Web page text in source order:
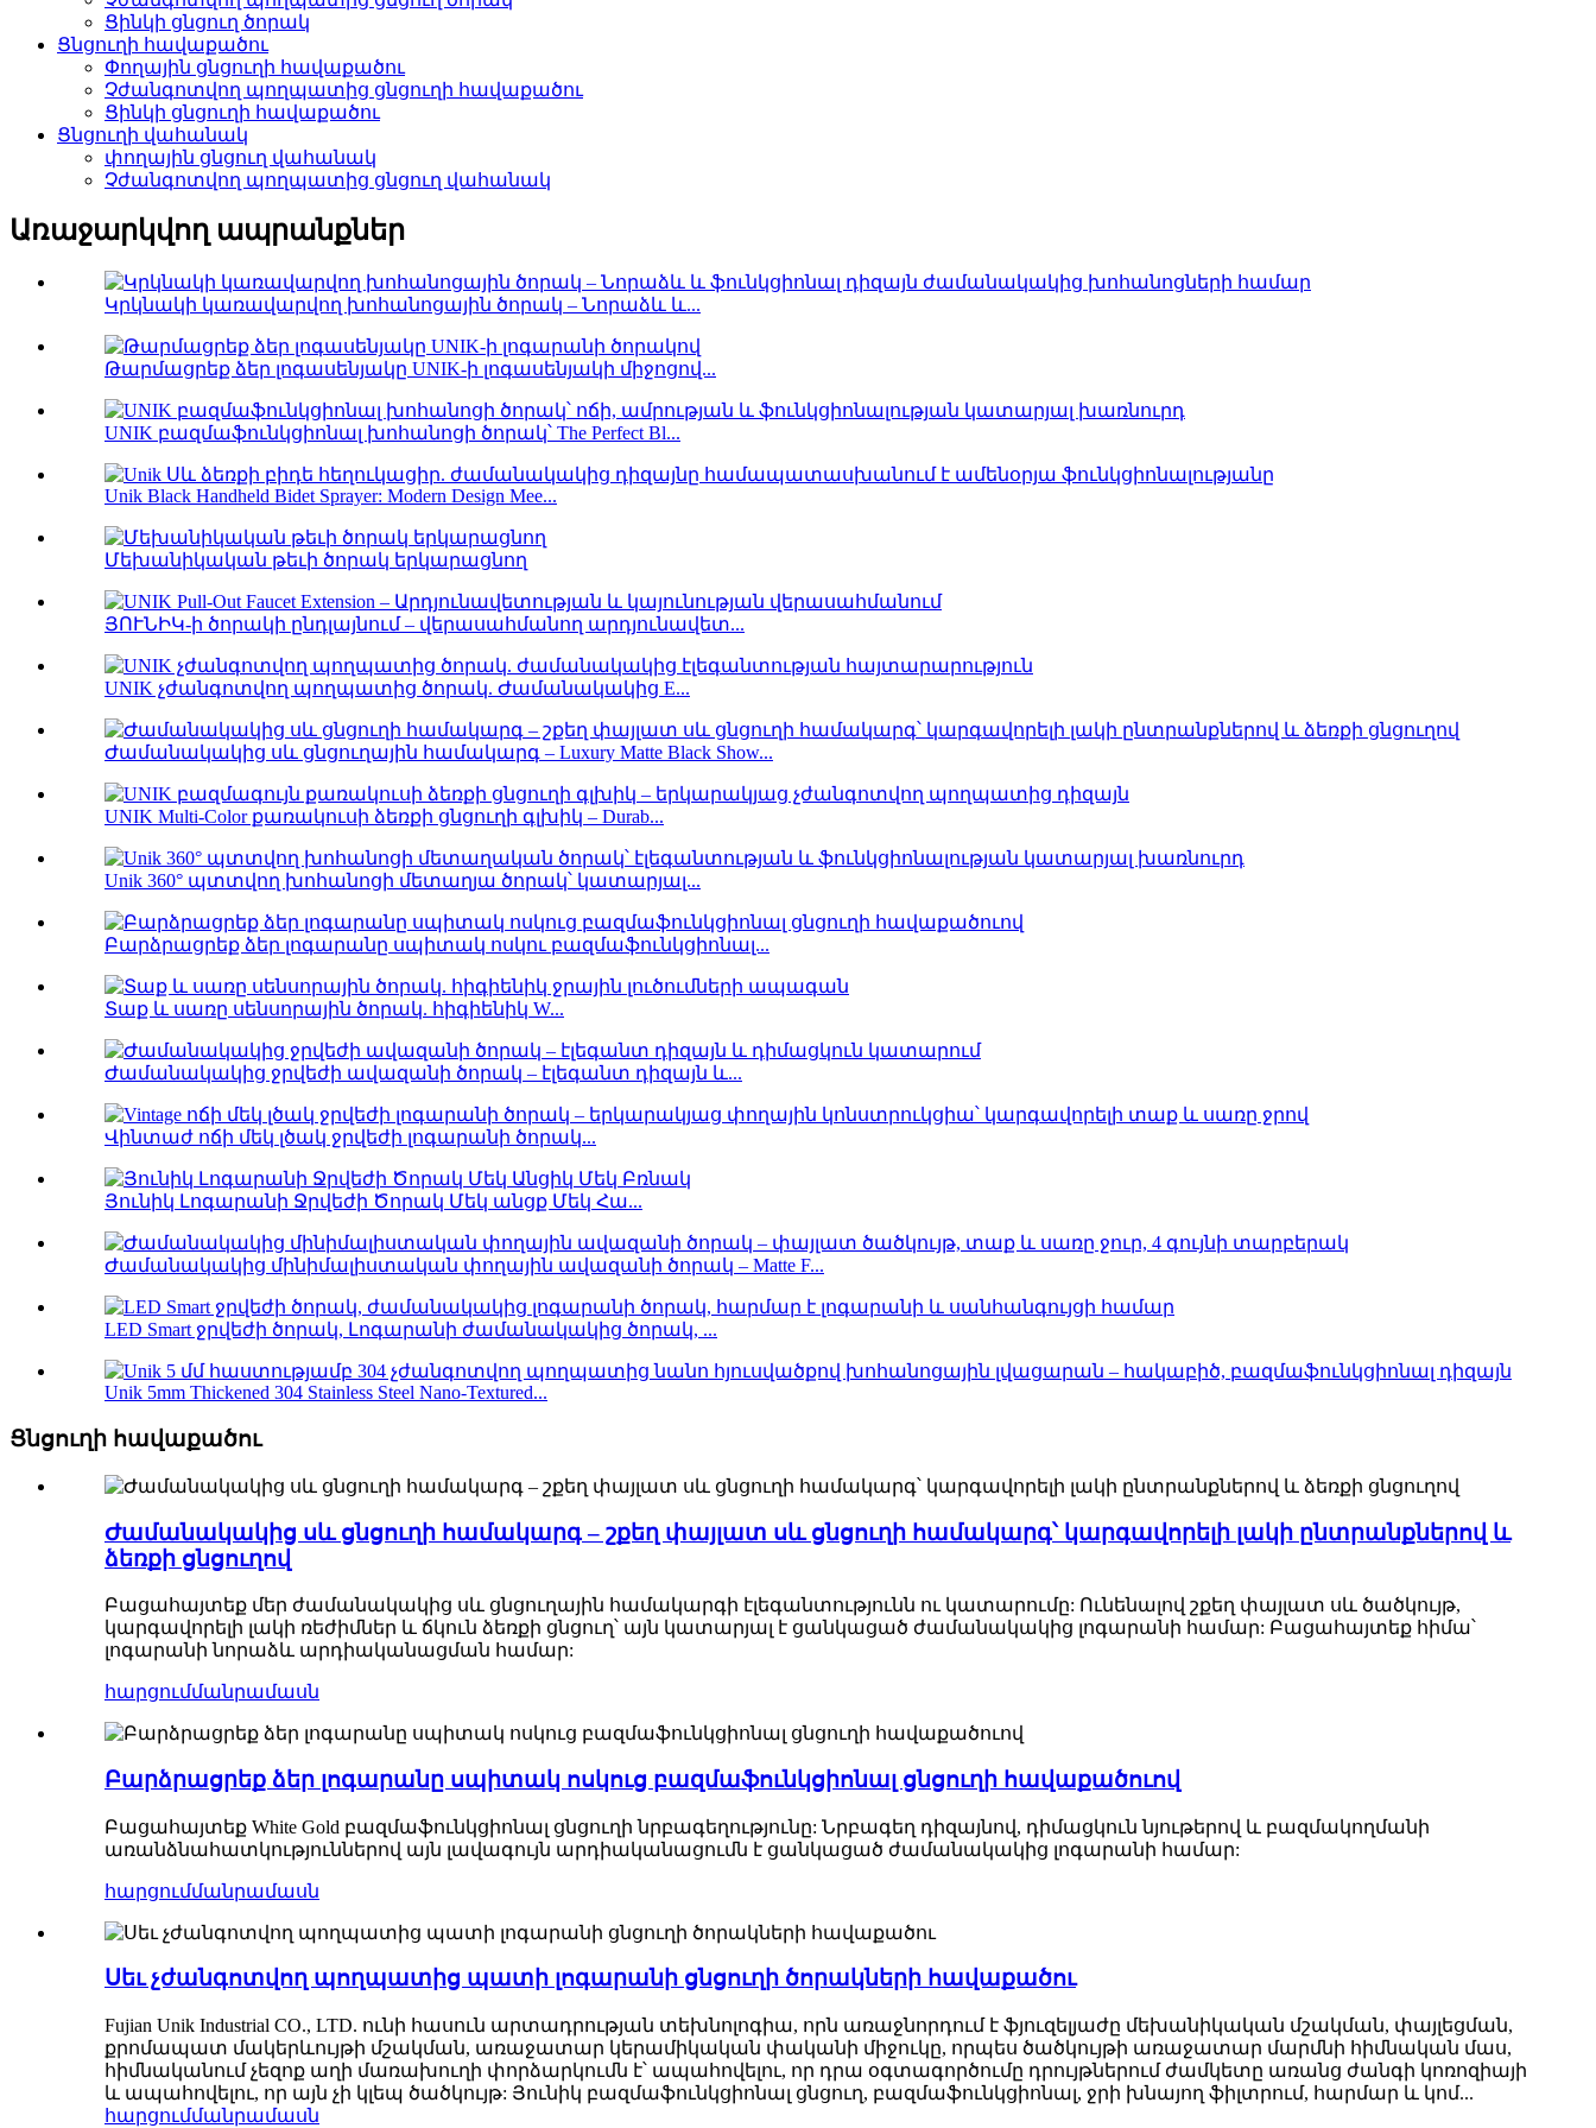
Ցինկի ցնցուղ ծորակ
Ցնցուղի հավաքածու
Փողային ցնցուղի հավաքածու
Չժանգոտվող պողպատից ցնցուղի հավաքածու
Ցինկի ցնցուղի հավաքածու
Ցնցուղի վահանակ
փողային ցնցուղ վահանակ
Չժանգոտվող պողպատից ցնցուղ վահանակ
Առաջարկվող ապրանքներ
Կրկնակի կառավարվող խոհանոցային ծորակ – Նորաձև և...
Թարմացրեք ձեր լոգասենյակը UNIK-ի լոգասենյակի միջոցով...
UNIK բազմաֆունկցիոնալ խոհանոցի ծորակ՝ The Perfect Bl...
Unik Black Handheld Bidet Sprayer: Modern Design Mee...
Մեխանիկական թեւի ծորակ երկարացնող
ՅՈՒՆԻԿ-ի ծորակի ընդլայնում – վերասահմանող արդյունավետ...
UNIK չժանգոտվող պողպատից ծորակ. Ժամանակակից E...
Ժամանակակից սև ցնցուղային համակարգ – Luxury Matte Black Show...
UNIK Multi-Color քառակուսի ձեռքի ցնցուղի գլխիկ – Durab...
Unik 360° պտտվող խոհանոցի մետաղյա ծորակ՝ կատարյալ...
Բարձրացրեք ձեր լոգարանը սպիտակ ոսկու բազմաֆունկցիոնալ...
Տաք և սառը սենսորային ծորակ. հիգիենիկ W...
Ժամանակակից ջրվեժի ավազանի ծորակ – էլեգանտ դիզայն և...
Վինտաժ ոճի մեկ լծակ ջրվեժի լոգարանի ծորակ...
Յունիկ Լոգարանի Ջրվեժի Ծորակ Մեկ անցք Մեկ Հա...
Ժամանակակից մինիմալիստական ​​փողային ավազանի ծորակ – Matte F...
LED Smart ջրվեժի ծորակ, Լոգարանի ժամանակակից ծորակ, ...
Unik 5mm Thickened 304 Stainless Steel Nano-Textured...
Ցնցուղի հավաքածու
Ժամանակակից սև ցնցուղի համակարգ – շքեղ փայլատ սև ցնցուղի համակարգ՝ կարգավորելի լակի ընտրանքներով և
ձեռքի ցնցուղով
Բացահայտեք մեր ժամանակակից սև ցնցուղային համակարգի էլեգանտությունն ու կատարումը: Ունենալով շքեղ փայլատ սև ծածկույթ,
կարգավորելի լակի ռեժիմներ և ճկուն ձեռքի ցնցուղ՝ այն կատարյալ է ցանկացած ժամանակակից լոգարանի համար: Բացահայտեք հիմա՝
լոգարանի նորաձև արդիականացման համար:
հարցումմանրամասն
Բարձրացրեք ձեր լոգարանը սպիտակ ոսկուց բազմաֆունկցիոնալ ցնցուղի հավաքածուով
Բացահայտեք White Gold բազմաֆունկցիոնալ ցնցուղի նրբագեղությունը: Նրբագեղ դիզայնով, դիմացկուն նյութերով և բազմակողմանի
առանձնահատկություններով այն լավագույն արդիականացումն է ցանկացած ժամանակակից լոգարանի համար:
հարցումմանրամասն
Սեւ չժանգոտվող պողպատից պատի լոգարանի ցնցուղի ծորակների հավաքածու
Fujian Unik Industrial CO., LTD. ունի հասուն արտադրության տեխնոլոգիա, որն առաջնորդում է ֆյուզելյաժը մեխանիկական մշակման, փայլեցման,
քրոմապատ մակերևույթի մշակման, առաջատար կերամիկական փականի միջուկը, որպես ծածկույթի առաջատար մարմնի հիմնական մաս,
հիմնականում չեզոք աղի մառախուղի փորձարկումն է՝ ապահովելու, որ դրա օգտագործումը դրույթներում ժամկետը առանց ժանգի կոռոզիայի
և ապահովելու, որ այն չի կլեպ ծածկույթ: Յունիկ բազմաֆունկցիոնալ ցնցուղ, բազմաֆունկցիոնալ, ջրի խնայող ֆիլտրում, հարմար և կոմ...
հարցումմանրամասն